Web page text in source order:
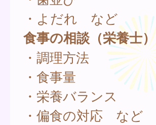
・よだれ など
食事の相談（栄養士）
・調理方法
・食事量
・栄養バランス
・偏食の対応 など